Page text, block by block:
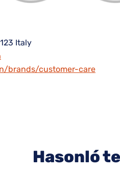
Italy
brands/customer-care
Hasonló